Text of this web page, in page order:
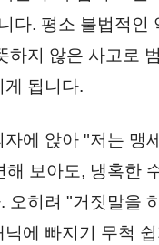
다. 평소 불법적인
하지 않은 사고로
게 됩니다.
에 앉아 "저는 맹
보아도, 냉혹한
오히려 "거짓말을
에 빠지기 무척